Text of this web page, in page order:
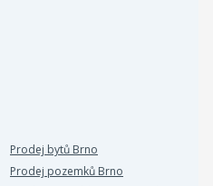
Prodej bytů Brno
Prodej pozemků Brno